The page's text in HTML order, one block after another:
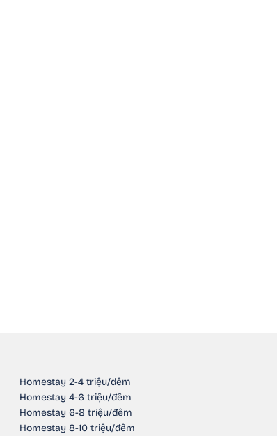
Homestay 2-4 triệu/đêm
Homestay 4-6 triệu/đêm
Homestay 6-8 triệu/đêm
Homestay 8-10 triệu/đêm